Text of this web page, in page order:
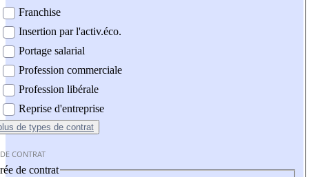
Franchise
Insertion par l'activ.éco.
Portage salarial
Profession commerciale
Profession libérale
Reprise d'entreprise
de types de contrat
CONTRAT
de contrat